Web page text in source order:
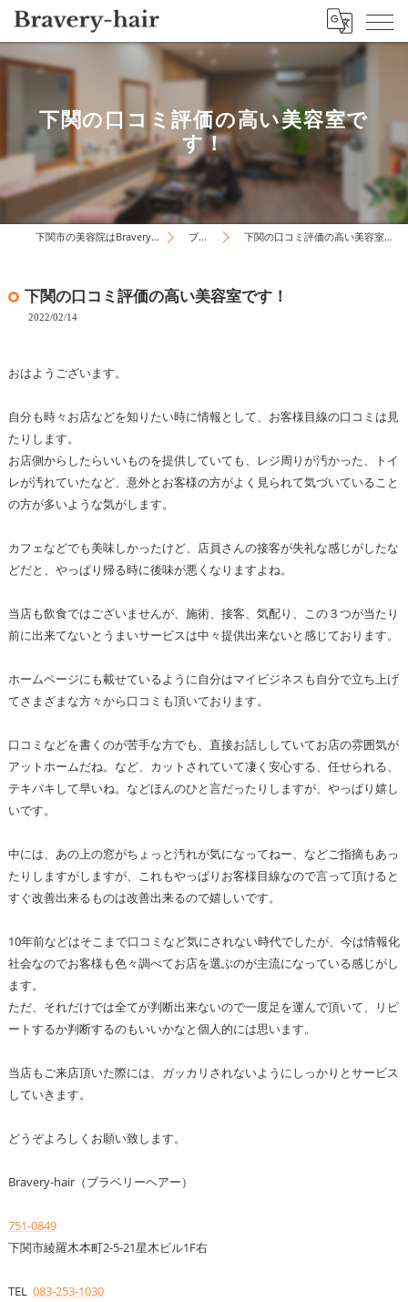
下関の口コミ評価の高い美容室で
す！
下関市の美容院はBravery-hair ブログ 下関の口コミ評価の高い美容室です！
下関の口コミ評価の高い美容室です！
2022/02/14
おはようございます。
自分も時々お店などを知りたい時に情報として、お客様目線の口コミは見
たりします。
お店側からしたらいいものを提供していても、レジ周りが汚かった、トイ
レが汚れていたなど、意外とお客様の方がよく見られて気づいていること
の方が多いような気がします。
カフェなどでも美味しかったけど、店員さんの接客が失礼な感じがしたな
どだと、やっぱり帰る時に後味が悪くなりますよね。
当店も飲食ではございませんが、施術、接客、気配り、この３つが当たり
前に出来てないとうまいサービスは中々提供出来ないと感じております。
ホームページにも載せているように自分はマイビジネスも自分で立ち上げ
てさまざまな方々から口コミも頂いております。
口コミなどを書くのが苦手な方でも、直接お話ししていてお店の雰囲気が
アットホームだね。など、カットされていて凄く安心する、任せられる、
テキパキして早いね。などほんのひと言だったりしますが、やっぱり嬉し
いです。
中には、あの上の窓がちょっと汚れが気になってねー、などご指摘もあっ
たりしますがしますが、これもやっぱりお客様目線なので言って頂けると
すぐ改善出来るものは改善出来るので嬉しいです。
10年前などはそこまで口コミなど気にされない時代でしたが、今は情報化
社会なのでお客様も色々調べてお店を選ぶのが主流になっている感じがし
ます。
ただ、それだけでは全てが判断出来ないので一度足を運んで頂いて、リピ
ートするか判断するのもいいかなと個人的には思います。
当店もご来店頂いた際には、ガッカリされないようにしっかりとサービス
していきます。
どうぞよろしくお願い致します。
Bravery-hair（ブラベリーヘアー）
751-0849
下関市綾羅木本町2-5-21星木ビル1F右
TEL 083-253-1030